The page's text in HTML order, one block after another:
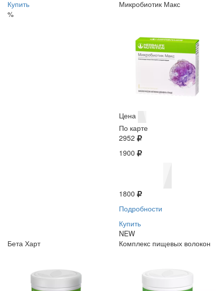
Купить
%
Микробиотик Макс
Цена
По карте
2952
1900
1800
Подробности
Купить
NEW
Бета Харт
Комплекс пищевых волокон